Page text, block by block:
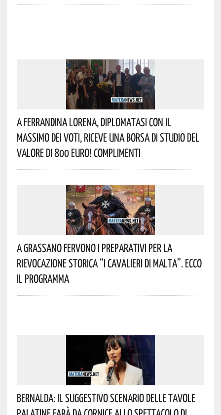
A Ferrandina Lorena, Diplomatasi Con Il
Massimo Dei Voti, Riceve Una Borsa Di Studio Del
Valore Di 800 Euro! Complimenti
A Grassano Fervono I Preparativi Per La
Rievocazione Storica “I CAVALIERI DI MALTA”. Ecco
Il Programma
Bernalda: Il Suggestivo Scenario Delle Tavole